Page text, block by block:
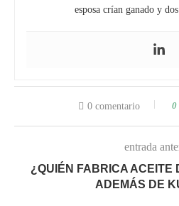
esposa crían ganado y
0 comentario 0
entrada
¿QUIÉN FABRICA ACEITE
ADEMÁS DE